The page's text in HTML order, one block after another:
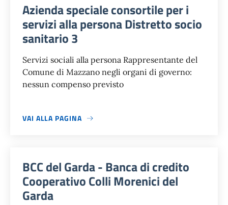
Azienda speciale consortile per i
servizi alla persona Distretto socio
sanitario 3
Servizi sociali alla persona Rappresentante del
Comune di Mazzano negli organi di governo:
nessun compenso previsto
VAI ALLA PAGINA
BCC del Garda - Banca di credito
Cooperativo Colli Morenici del
Garda